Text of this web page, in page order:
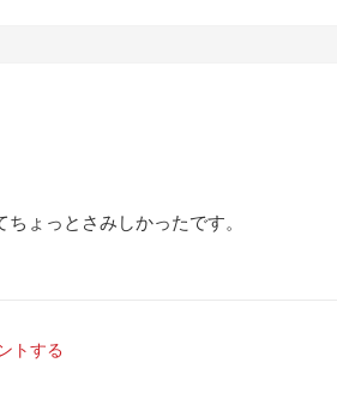
ょっとさみしかったです。
トする